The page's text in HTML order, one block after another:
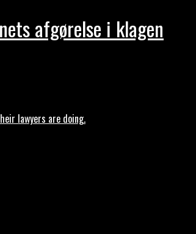
afgørelse i klagen
lawyers are doing.